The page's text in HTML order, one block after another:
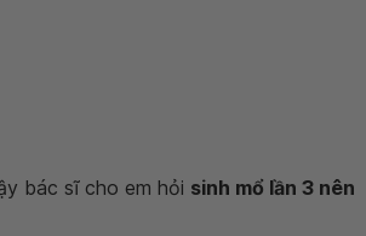
bác sĩ cho em hỏi sinh mổ lần 3 nên